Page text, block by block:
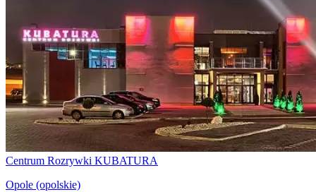
Centrum Rozrywki KUBATURA
Opole (opolskie)